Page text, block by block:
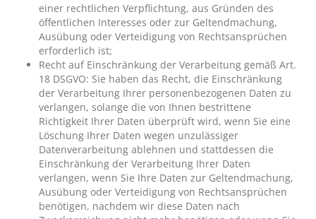
einer rechtlichen Verpflichtung, aus Gründen des
öffentlichen Interesses oder zur Geltendmachung,
Ausübung oder Verteidigung von Rechtsansprüchen
erforderlich ist;
Recht auf Einschränkung der Verarbeitung gemäß Art.
18 DSGVO: Sie haben das Recht, die Einschränkung
der Verarbeitung Ihrer personenbezogenen Daten zu
verlangen, solange die von Ihnen bestrittene
Richtigkeit Ihrer Daten überprüft wird, wenn Sie eine
Löschung Ihrer Daten wegen unzulässiger
Datenverarbeitung ablehnen und stattdessen die
Einschränkung der Verarbeitung Ihrer Daten
verlangen, wenn Sie Ihre Daten zur Geltendmachung,
Ausübung oder Verteidigung von Rechtsansprüchen
benötigen, nachdem wir diese Daten nach